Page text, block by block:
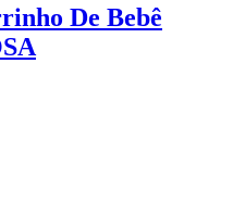
De Bebê